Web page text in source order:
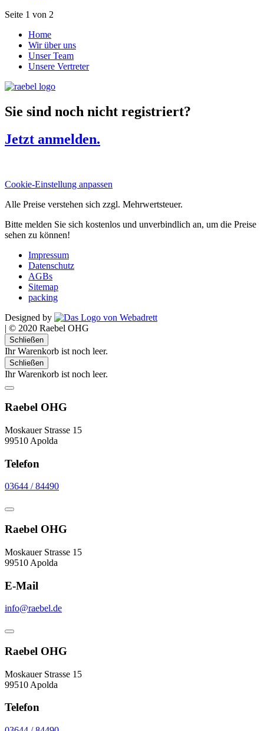
Seite 1 von 2
Home
Wir über uns
Unser Team
Unsere Vertreter
Sie sind noch nicht registriert?
Jetzt anmelden.
Cookie-Einstellung anpassen
Alle Preise verstehen sich zzgl. Mehrwertsteuer.
Bitte melden Sie sich kostenlos und unverbindlich an, um die Preise
sehen zu können!
Impressum
Datenschutz
AGBs
Sitemap
packing
Designed by
| © 2020 Raebel OHG
Schließen
Ihr Warenkorb ist noch leer.
Schließen
Ihr Warenkorb ist noch leer.
Raebel OHG
Moskauer Strasse 15
99510 Apolda
Telefon
03644 / 84490
Raebel OHG
Moskauer Strasse 15
99510 Apolda
E-Mail
info@raebel.de
Raebel OHG
Moskauer Strasse 15
99510 Apolda
Telefon